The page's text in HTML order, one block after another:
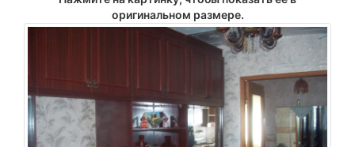
оригинальном размере.